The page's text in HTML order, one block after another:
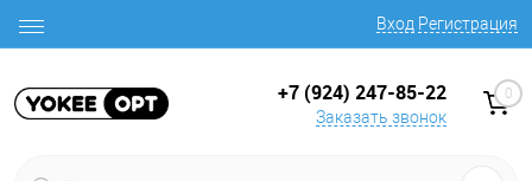
Вход Регистрация
+7 (924) 247-85-22
Заказать звонок
0